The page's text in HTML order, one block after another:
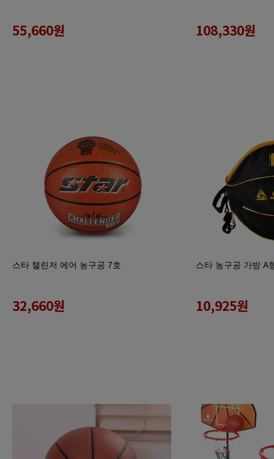
55,660원 108,330원
스타 챌린저 에어 농구공 7호
32,660원
스타 농구공 가방 A
10,925원